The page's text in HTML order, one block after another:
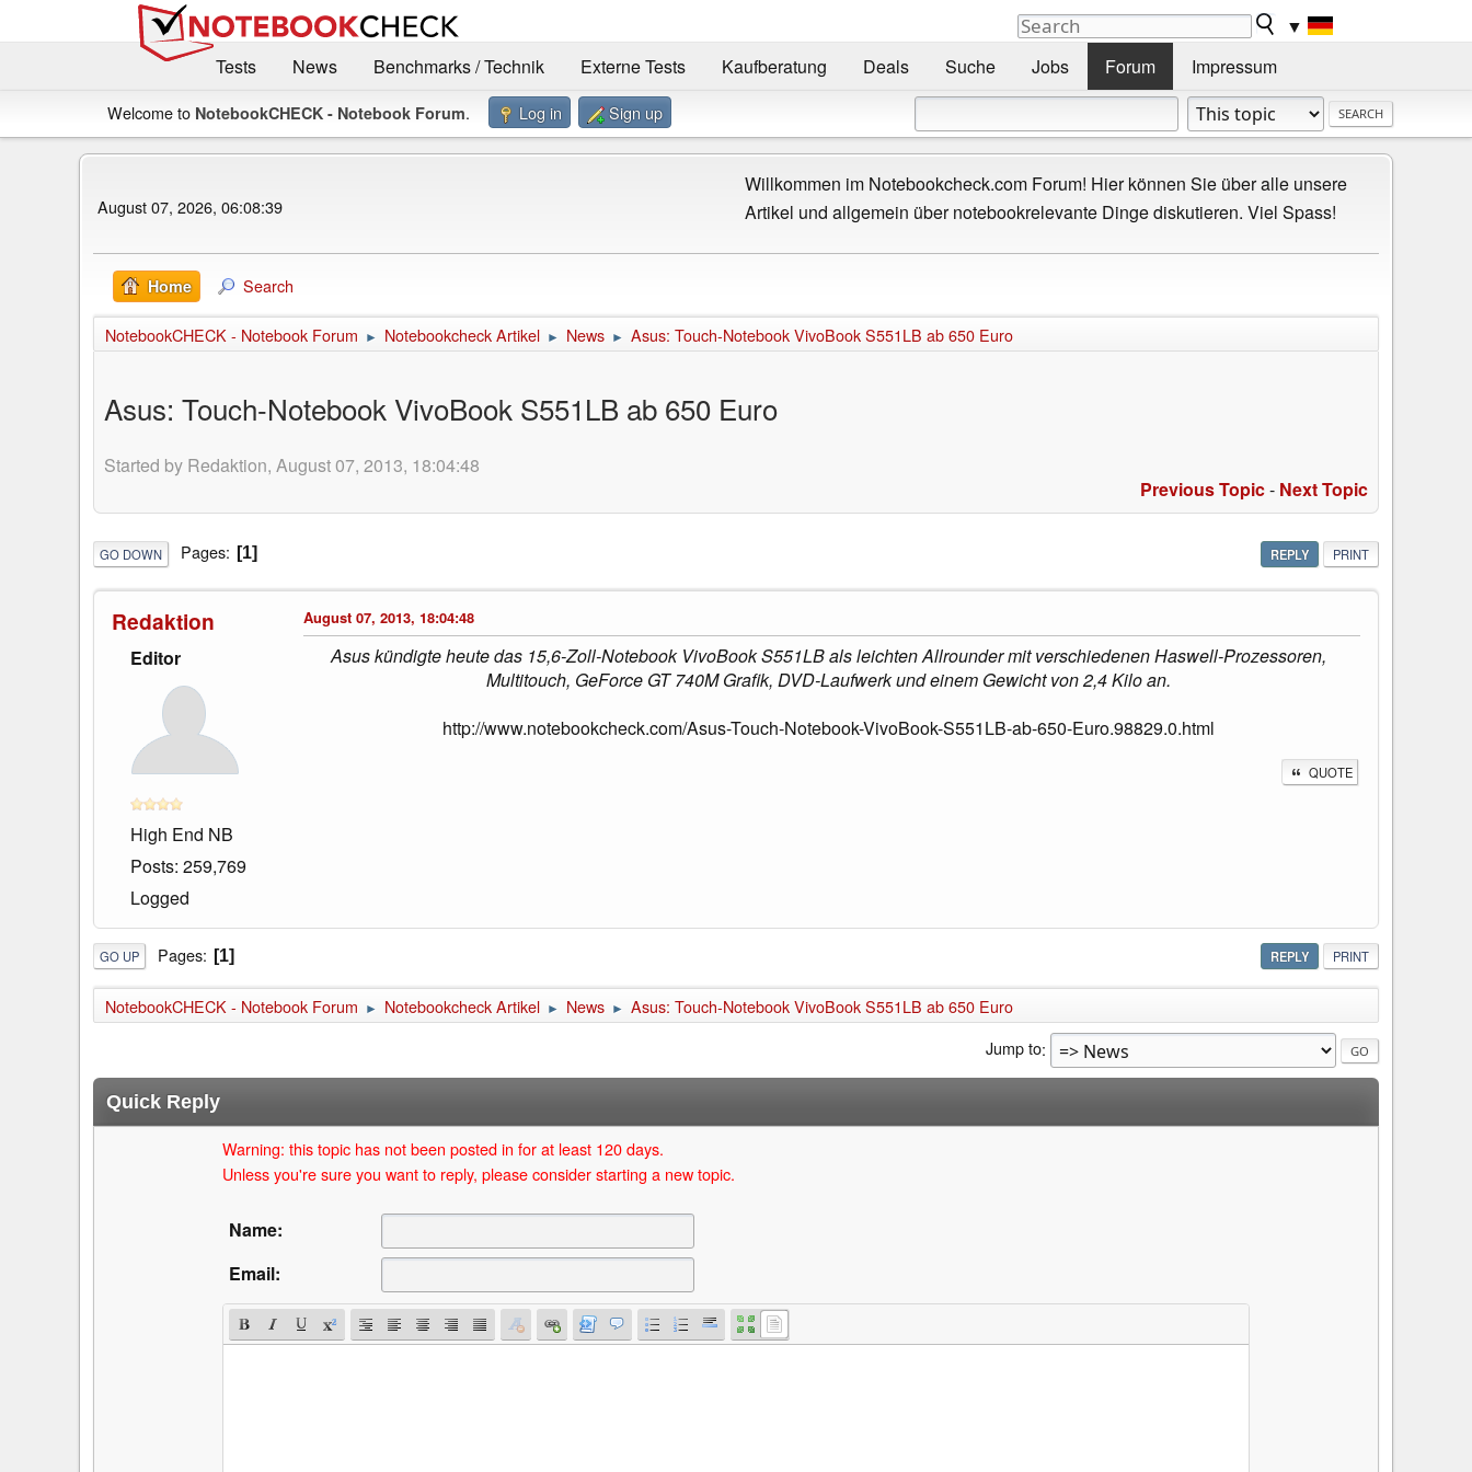
▼
Tests
News Benchmarks / Technik Externe Tests Kaufberatung Deals Suche Jobs Forum Impressum
Welcome to NotebookCHECK - Notebook Forum. Log in Sign up
August 07, 2026, 06:08:39
Willkommen im Notebookcheck.com Forum! Hier können Sie über alle unsere
Artikel und allgemein über notebookrelevante Dinge diskutieren. Viel Spass!
Home Search
NotebookCHECK - Notebook Forum ► Notebookcheck Artikel ► News ► Asus: Touch-Notebook VivoBook S551LB ab 650 Euro
Asus: Touch-Notebook VivoBook S551LB ab 650 Euro
Started by Redaktion, August 07, 2013, 18:04:48
Previous Topic- Next Topic
REPLY PRINT
GO DOWN Pages 1
Redaktion
Editor
High End NB
Posts: 259,769
Logged
August 07, 2013, 18:04:48
Asus kündigte heute das 15,6-Zoll-Notebook VivoBook S551LB als leichten Allrounder mit verschiedenen Haswell-Prozessoren,
Multitouch, GeForce GT 740M Grafik, DVD-Laufwerk und einem Gewicht von 2,4 Kilo an.
http://www.notebookcheck.com/Asus-Touch-Notebook-VivoBook-S551LB-ab-650-Euro.98829.0.html
QUOTE
REPLY PRINT
GO UP Pages 1
NotebookCHECK - Notebook Forum ► Notebookcheck Artikel ► News ► Asus: Touch-Notebook VivoBook S551LB ab 650 Euro
Jump to
Quick Reply
Warning: this topic has not been posted in for at least 120 days.
Unless you're sure you want to reply, please consider starting a new topic.
Name:
Email: